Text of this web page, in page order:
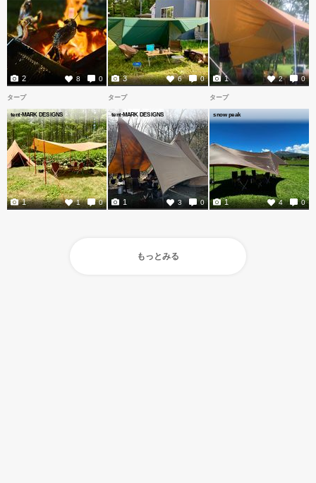
8 0
2 6 0
3 2 0
1
タープ
tent-MARK DESIGNS
1 0
1
タープ
tent-MARK DESIGNS
3 0
1
タープ
snow peak
4 0
1
もっとみる